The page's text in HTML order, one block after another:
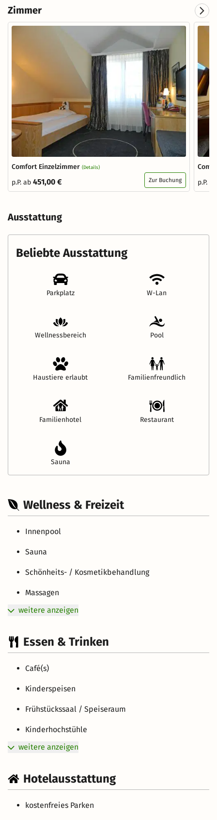
Zimmer
Comfort Einzelzimmer (Details)
p.P. ab 451,00 € Zur Buchung
p.P.
Ausstattung
Beliebte Ausstattung
Parkplatz W-Lan
Wellnessbereich Pool
Haustiere erlaubt Familienfreundlich
Familienhotel Restaurant
Sauna
Wellness & Freizeit
Innenpool
Sauna
Schönheits- / Kosmetikbehandlung
Massagen
weitere anzeigen
Essen & Trinken
Café(s)
Kinderspeisen
Frühstückssaal / Speiseraum
Kinderhochstühle
weitere anzeigen
Hotelausstattung
kostenfreies Parken